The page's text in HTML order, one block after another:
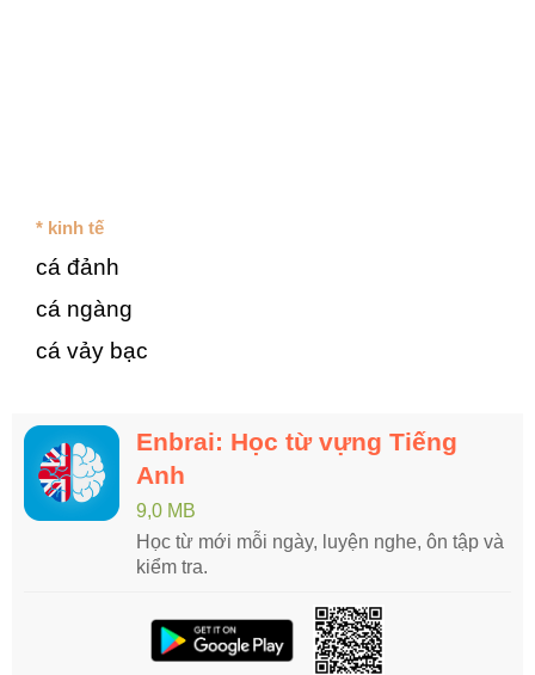
* kinh tế
cá đảnh
cá ngàng
cá vảy bạc
Enbrai: Học từ vựng Tiếng
Anh
9,0 MB
Học từ mới mỗi ngày, luyện nghe, ôn tập và
kiểm tra.